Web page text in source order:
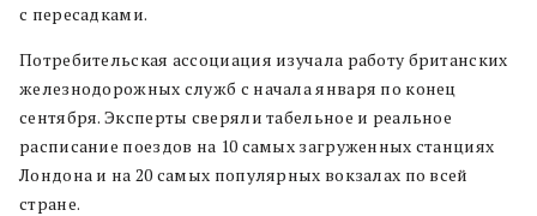
с пересадками.
Потребительская ассоциация изучала работу британских
железнодорожных служб с начала января по конец
сентября. Эксперты сверяли табельное и реальное
расписание поездов на 10 самых загруженных станциях
Лондона и на 20 самых популярных вокзалах по всей
стране.